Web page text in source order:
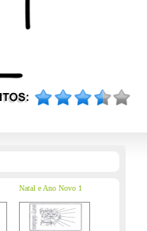
Natal e Ano Novo 1